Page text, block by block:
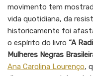
movimento tem
vida quotidiana, da
historicamente foi
o espírito do livro “A
Mulheres Negras
Ana Carolina Lourenço,